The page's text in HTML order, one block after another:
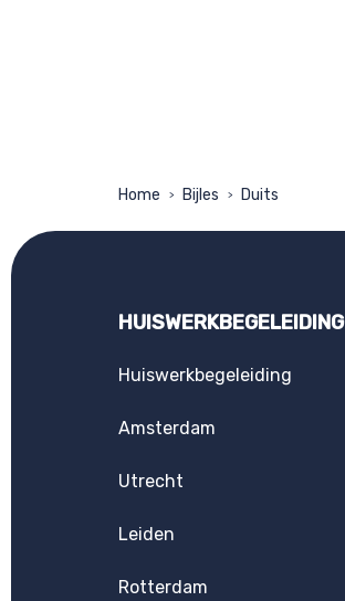
Home > Bijles > Duits
HUISWERKBEGELEIDING
Huiswerkbegeleiding
Amsterdam
Utrecht
Leiden
Rotterdam